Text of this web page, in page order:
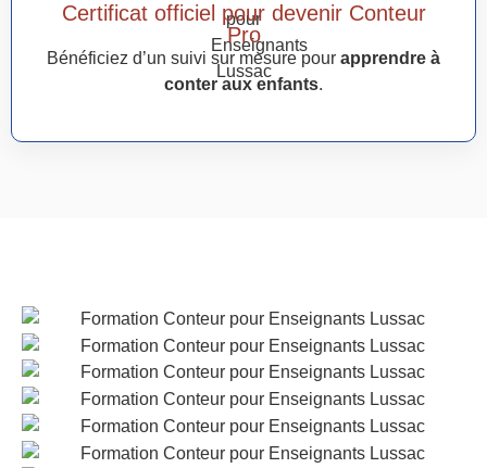
Certificat officiel pour devenir Conteur
Pro
Bénéficiez d’un suivi sur mesure pour apprendre à
conter aux enfants.